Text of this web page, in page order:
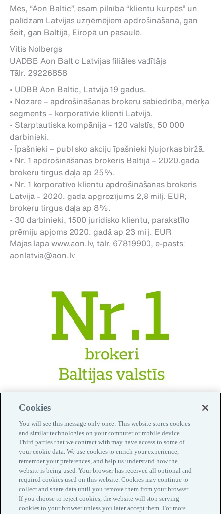
Mēs, “Aon Baltic”, esam pilnībā “klientu kurpēs” un
palīdzam Latvijas uzņēmējiem apdrošināšanā, gan
šeit, gan Baltijā, Eiropā un pasaulē.
Vitis Nolbergs
UADBB Aon Baltic Latvijas filiāles vadītājs
Tālr. 29226858
• UDBB Aon Baltic, Latvijā 19 gadus.
• Nozare – apdrošināšanas brokeru sabiedrība, mērķa
segments – korporatīvie klienti Latvijā.
• Starptautiska kompānija – 120 valstīs, 50 000
darbinieki.
• Īpašnieki – publisko akciju īpašnieki Ņujorkas biržā.
• Nr. 1 apdrošināšanas brokeris Baltijā – 2020.gada
brokeru tirgus daļa ap 25%.
• Nr. 1 korporatīvo klientu apdrošināšanas brokeris
Latvijā – 2020. gada apgrozījums 2,8 milj. EUR,
brokeru tirgus daļa ap 8%.
• 30 darbinieki, 1500 juridisko klientu, parakstīto
prēmiju apjoms 2020. gadā ap 23 milj. EUR
Mājas lapa www.aon.lv, tālr. 67819900, e-pasts:
aonlatvia@aon.lv
Izplatītāji
Kontakti
Informācija klientiem
Privātuma politika
Cookies
You will see this message only once: This website stores cookies
and similar technologies on your computer or mobile device.
Third parties that we contract with may have access to some of
your cookie data. We use cookies to enrich your experience,
remember your preferences, and help us understand how the
website is being used. Your browser has received all optional and
required cookies used on this website. Cookies may continue to
collect and share data until you remove them from your browser.
If you choose to reject cookies, the website will stop serving
cookies to your browser unless you later accept them. For more